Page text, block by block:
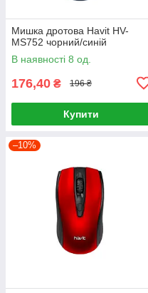
Мишка дротова Havit HV-
MS752 чорний/синій
В наявності 8 од.
176,40 ₴ 196 ₴
Купити
–10%